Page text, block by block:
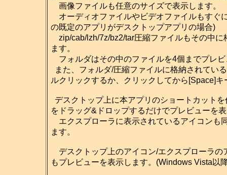
画像ファイルも任意のサイズで表示します。
オーディオファイルやビデオファイルもすぐ
の既定のアプリがデスクトップアプリの場合)
zip/cab/lzh/7z/bz2/tar圧縮ファイルもその中
ます。
フォルダはその中のファイルを4個までプレ
また、フォルダ/圧縮ファイルに格納されてい
ルクリックするか、クリックしてから[Space]
デスクトップ上に本アプリのショートカット
をドラッグ&ドロップするだけでプレビューを
エクスプローラに表示されているアイコンも
ます。
デスクトップ上のアイコン/エクスプローラの
もプレビューを表示します。(Windows Vista以